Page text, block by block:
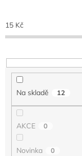
p
r
o
u
15 Kč
Na skladě 12
AKCE 0
Novinka 0